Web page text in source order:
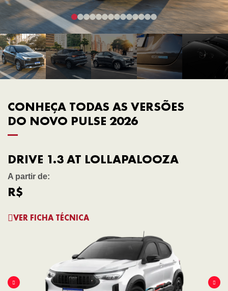
CONHEÇA TODAS AS VERSÕES
DO NOVO PULSE 2026
DRIVE 1.3 AT LOLLAPALOOZA
A partir de:
R$
VER FICHA TÉCNICA